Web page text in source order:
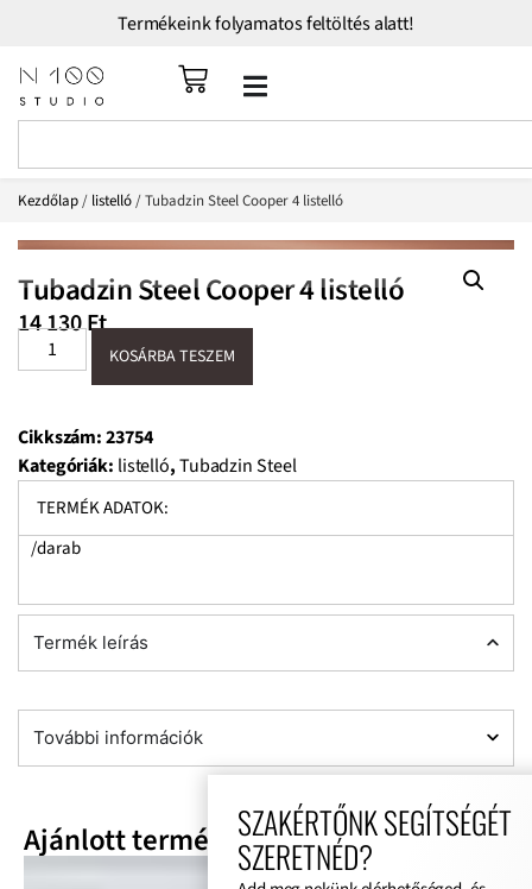
Termékeink folyamatos feltöltés alatt!
Kezdőlap/ listelló/ Tubadzin Steel Cooper 4 listelló
Tubadzin Steel Cooper 4 listelló
14 130Ft
KOSÁRBA TESZEM
Cikkszám:23754
Kategóriák: listelló,Tubadzin Steel
TERMÉK ADATOK:
/darab
Termék leírás
További információk
Ajánlott termékekSZAKÉRTŐNK SEGÍTSÉGÉT
SZERETNÉD?